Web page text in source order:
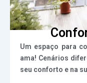
Um espaço para
ama! Cenários
seu conforto e na